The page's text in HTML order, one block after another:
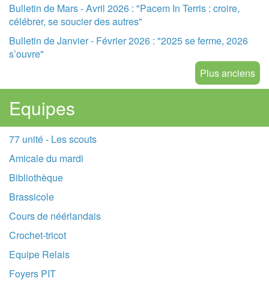
Bulletin de Mars - Avril 2026 : "Pacem In Terris : croire,
célébrer, se soucier des autres"
Bulletin de Janvier - Février 2026 : "2025 se ferme, 2026
s’ouvre"
Plus anciens
Equipes
77 unité - Les scouts
Amicale du mardi
Bibliothèque
Brassicole
Cours de néérlandais
Crochet-tricot
Equipe Relais
Foyers PIT